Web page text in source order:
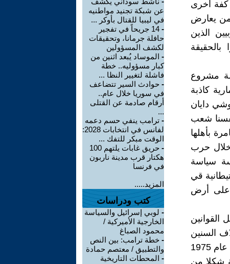
كفة أخرى
يعارض
الذين
مشروع
كاذبة
دايان
أنفسنا شعب
بأهلها
خلال حرب
سياسة
قي
نصفهم على أرض
القوانين
السنين
لإحلال شعب آخر مجلوب من بقاع العالم. وهذا ما تلمسه المنتظم الدولي عام 1975
شكلا من
عن شبكة تجنيد مواطنيه
في ليبيا للقتال بأوكر ...
-
14 جريحاً في تفجير
حافلة جرمانا، وتحقيقات
لكشف المسؤولين
- الموساد يُبعد اثنين من
كبار مسؤوليه.. خطة
فاشلة لتغيير النظا ...
- حوادث السير تتضاعف
في سوريا خلال عام..
أرقام صادمة عن القتلى
...
- ترامب ينفي حسم دعمه
لفانس في انتخابات 2028:
الوقت مبكر للتفك ...
-
حريق غابات يلتهم 100
هكتار قرب مدينة ناربون
في فرنسا
المزيد.....
كتب ودراسات
- لوبي إسرائيل والسياسة
الخارجية الأميركية /
محمود الصباغ
- خطة ترامب: بين النص
والتطبيق / معتصم حمادة
- المحطات التاريخية